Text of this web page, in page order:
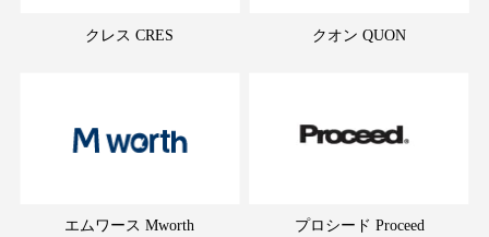
クレス CRES クオン QUON
エムワース Mworth プロシード Proceed